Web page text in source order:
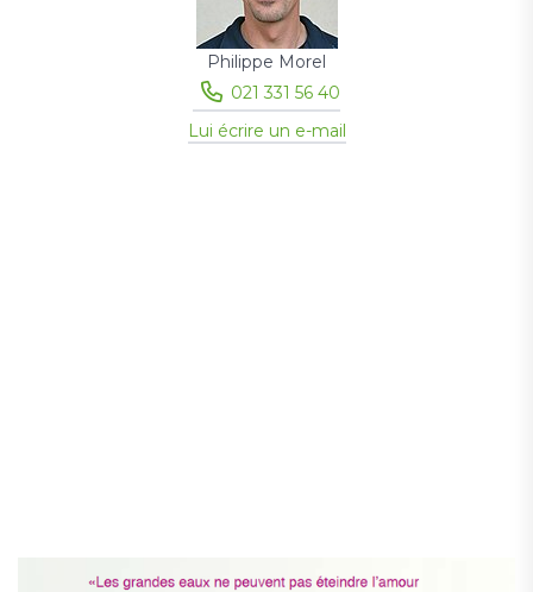
Philippe Morel
021 331 56 40
Lui écrire un e-mail